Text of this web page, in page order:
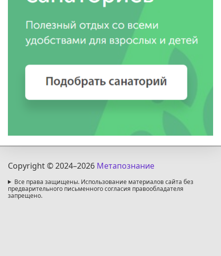
Copyright © 2024–2026 Метапознание
Все права защищены. Использование материалов сайта без
предварительного письменного согласия правообладателя
запрещено.